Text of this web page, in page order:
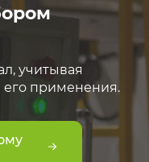
учитывая
его применения.